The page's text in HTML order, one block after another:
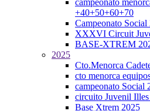
campeonato
+40+50+60+70
Campeonato Social
XXXVI Circuit
BASE-XTREM
2025
Cto.Menorca
cto menorca
campeonato Social
circuito Juvenil
Base Xtrem 2025